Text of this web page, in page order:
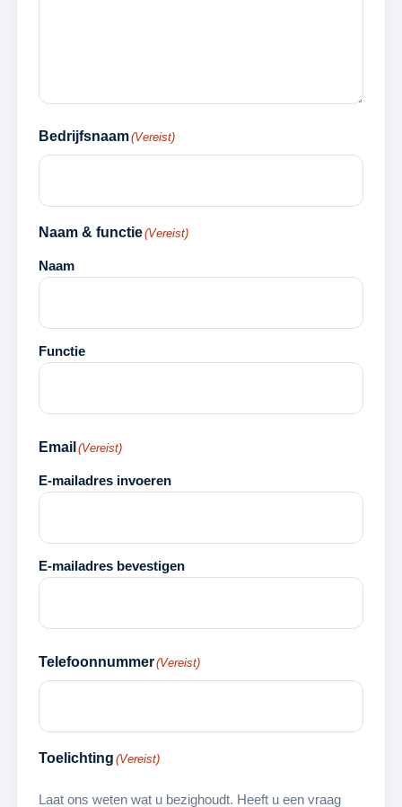
Bedrijfsnaam(Vereist)
Naam & functie(Vereist)
Naam
Functie
Email (Vereist)
E-mailadres invoeren
E-mailadres bevestigen
Telefoonnummer(Vereist)
Toelichting (Vereist)
Laat ons weten wat u bezighoudt. Heeft u een vraag